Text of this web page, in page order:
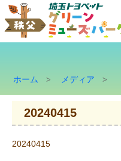
ホーム > メディア >
20240415
20240415